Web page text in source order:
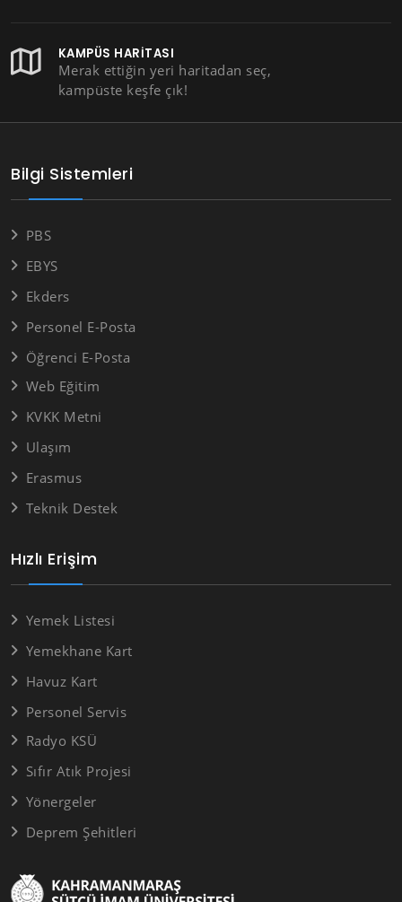
KAMPÜS HARITASI
Merak ettiğin yeri haritadan seç,
kampüste keşfe çık!
Hızlı Erişim
Yemek Listesi
Yemekhane Kart
Havuz Kart
Personel Servis
Radyo KSÜ
Sıfır Atık Projesi
Yönergeler
Deprem Şehitleri
Bilgi Sistemleri
PBS
EBYS
Ekders
Personel E-Posta
Öğrenci E-Posta
Web Eğitim
KVKK Metni
Ulaşım
Erasmus
Teknik Destek